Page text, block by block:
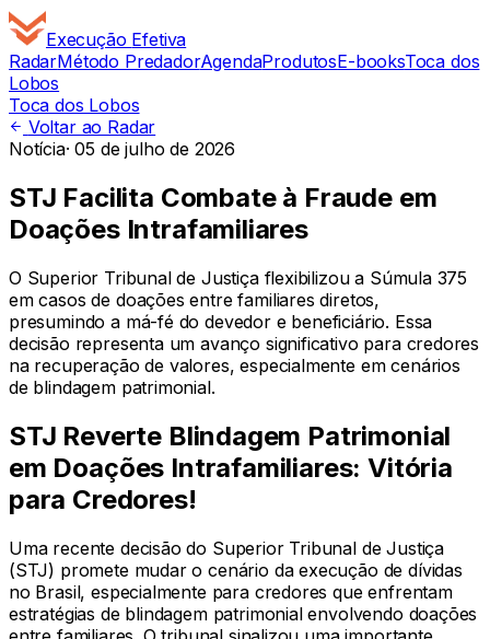
Execução Efetiva
RadarMétodo PredadorAgendaProdutosE-booksToca dos
Lobos
Toca dos Lobos
Voltar ao Radar
Notícia·05 de julho de 2026
STJ Facilita Combate à Fraude em
Doações Intrafamiliares
O Superior Tribunal de Justiça flexibilizou a Súmula 375
em casos de doações entre familiares diretos,
presumindo a má-fé do devedor e beneficiário. Essa
decisão representa um avanço significativo para credores
na recuperação de valores, especialmente em cenários
de blindagem patrimonial.
STJ Reverte Blindagem Patrimonial
em Doações Intrafamiliares: Vitória
para Credores!
Uma recente decisão do Superior Tribunal de Justiça
(STJ) promete mudar o cenário da execução de dívidas
no Brasil, especialmente para credores que enfrentam
estratégias de blindagem patrimonial envolvendo doações